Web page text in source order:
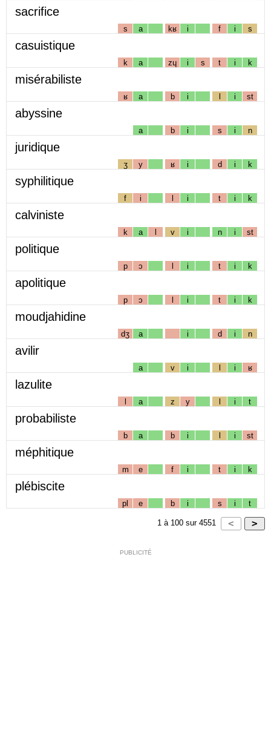
sacrifice
s a kʁ i f i s
casuistique
k a zɥ i s t i k
misérabiliste
ʁ a b i l i st
abyssine
a b i s i n
juridique
ʒ y ʁ i d i k
syphilitique
f i l i t i k
calviniste
k a l v i n i st
politique
p ɔ l i t i k
apolitique
p ɔ l i t i k
moudjahidine
dʒ a i d i n
avilir
a v i l i ʁ
lazulite
l a z y l i t
probabiliste
b a b i l i st
méphitique
m e f i t i k
plébiscite
pl e b i s i t
1 à 100 sur 4551
PUBLICITÉ